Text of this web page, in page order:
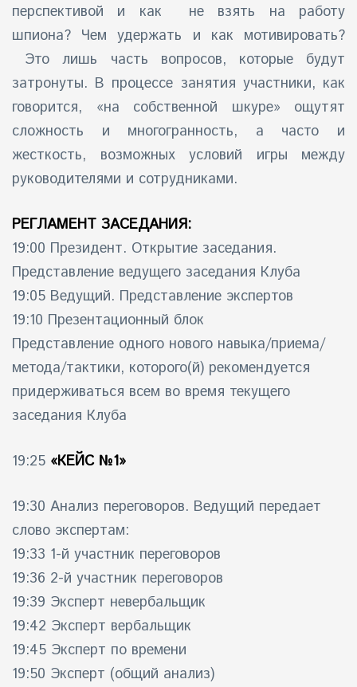
перспективой и как не взять на работу
шпиона? Чем удержать и как мотивировать?
Это лишь часть вопросов, которые будут
затронуты. В процессе занятия участники, как
говорится, «на собственной шкуре» ощутят
сложность и многогранность, а часто и
жесткость, возможных условий игры между
руководителями и сотрудниками.
РЕГЛАМЕНТ ЗАСЕДАНИЯ:
19:00 Президент. Открытие заседания.
Представление ведущего заседания Клуба
19:05 Ведущий. Представление экспертов
19:10 Презентационный блок
Представление одного нового навыка/приема/
метода/тактики, которого(й) рекомендуется
придерживаться всем во время текущего
заседания Клуба
19:25 «КЕЙС №1»
19:30 Анализ переговоров. Ведущий передает
слово экспертам:
19:33 1-й участник переговоров
19:36 2-й участник переговоров
19:39 Эксперт невербальщик
19:42 Эксперт вербальщик
19:45 Эксперт по времени
19:50 Эксперт (общий анализ)